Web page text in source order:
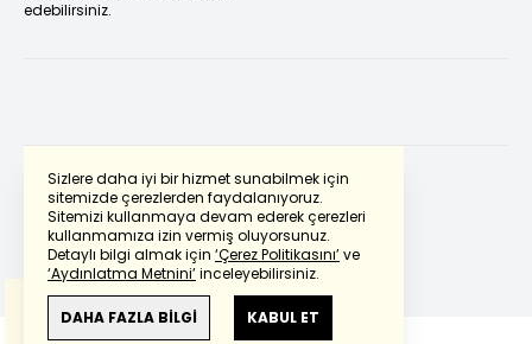
Sizlere daha iyi bir hizmet sunabilmek için
sitemizde çerezlerden faydalanıyoruz.
Sitemizi kullanmaya devam ederek çerezleri
kullanmamıza izin vermiş oluyorsunuz.
Detaylı bilgi almak için ‘Çerez Politikasını’ve
‘Aydınlatma Metnini’inceleyebilirsiniz.
DAHA FAZLA BİLGİ KABUL ET
edebilirsiniz.
Powered by Translate
Bu çevirideGoogle Transletekullanılmıştır.
Anlam ve çeviri hatalarından
haberturk.com
sorumlu değildir.